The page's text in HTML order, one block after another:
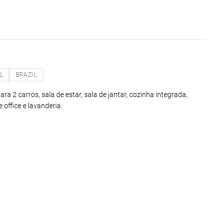
BRAZIL
2 carros, sala de estar, sala de jantar, cozinha integrada,
office e lavanderia.